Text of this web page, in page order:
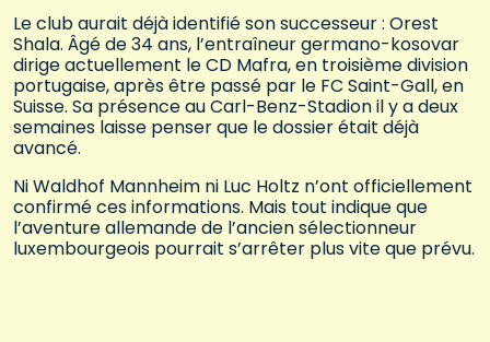
Le club aurait déjà identifié son successeur : Orest
Shala. Âgé de 34 ans, l’entraîneur germano-kosovar
dirige actuellement le CD Mafra, en troisième division
portugaise, après être passé par le FC Saint-Gall, en
Suisse. Sa présence au Carl-Benz-Stadion il y a deux
semaines laisse penser que le dossier était déjà
avancé.
Ni Waldhof Mannheim ni Luc Holtz n’ont officiellement
confirmé ces informations. Mais tout indique que
l’aventure allemande de l’ancien sélectionneur
luxembourgeois pourrait s’arrêter plus vite que prévu.